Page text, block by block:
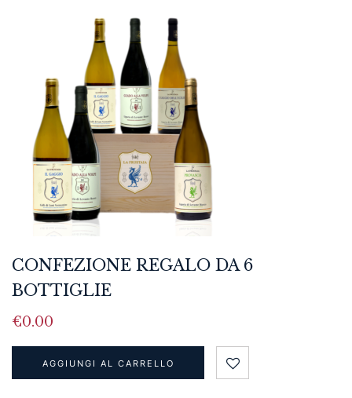
CONFEZIONE REGALO DA 6
BOTTIGLIE
€0.00
AGGIUNGI AL CARRELLO